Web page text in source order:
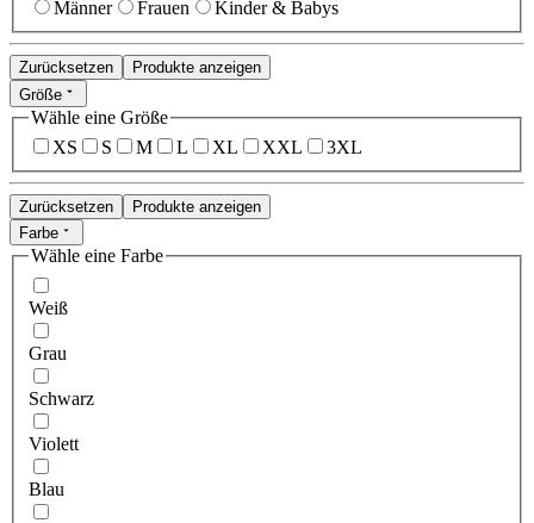
Männer
Frauen Kinder & Babys
Zurücksetzen
Produkte anzeigen
Größe
Wähle eine Größe
XS
S M L XL XXL 3XL
Zurücksetzen
Produkte anzeigen
Farbe
Wähle eine Farbe
Weiß
Grau
Schwarz
Violett
Blau